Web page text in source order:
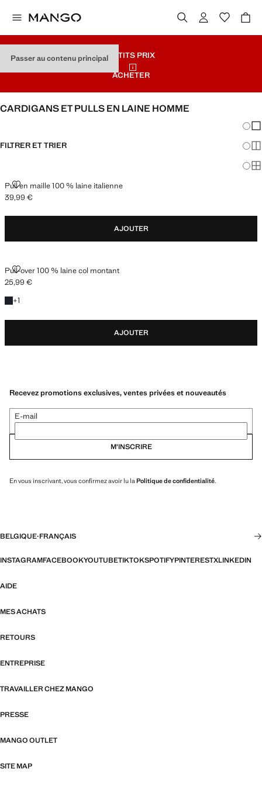
Passer au contenu principalPETITS PRIX
ACHETER
CARDIGANS ET PULLS EN LAINE HOMME
FILTRER ET TRIER
Pull en maille 100 % laine italienne
PULL EN MAILLE 100 % LAINE ITALIENNE
Prix actuel [39,99 € ]
39,99 €
AJOUTER
Pull-over 100 % laine col montant
PULL-OVER 100 % LAINE COL MONTANT
Prix actuel [25,99 € ]
25,99 €
+1
+1 couleur
AJOUTER
Recevez promotions exclusives, ventes privées et nouveautés
E-mail
M’INSCRIRE
En vous inscrivant, vous confirmez avoir lu la Politique de confidentialité.
BELGIQUE·FRANÇAIS
INSTAGRAMFACEBOOKYOUTUBETIKTOKSPOTIFYPINTERESTXLINKEDIN
AIDE
MES ACHATS
RETOURS
ENTREPRISE
TRAVAILLER CHEZ MANGO
PRESSE
MANGO OUTLET
SITE MAP